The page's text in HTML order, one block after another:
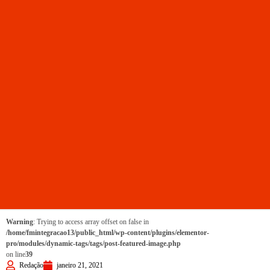
Warning: Trying to access array offset on false in
/home/fmintegracao13/public_html/wp-content/plugins/elementor-
pro/modules/dynamic-tags/tags/post-featured-image.php
on line39
Redação
janeiro 21, 2021